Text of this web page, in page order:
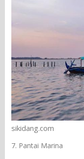
sikidang.com
7. Pantai Marina